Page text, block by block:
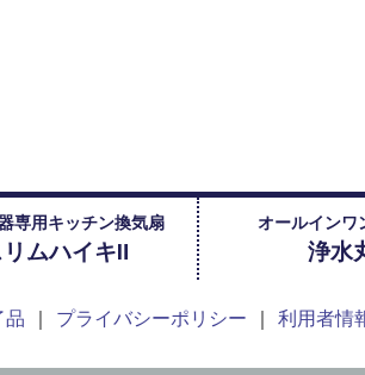
専用キッチン換気扇
ムハイキⅡ
オールインワ
浄水
品 プライバシーポリシー 利用者情